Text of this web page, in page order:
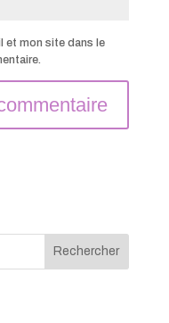
et mon site dans le